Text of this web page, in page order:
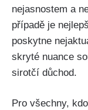
nejasnostem a
případě je
poskytne
skryté nuance
sirotčí důchod.
Pro všechny,